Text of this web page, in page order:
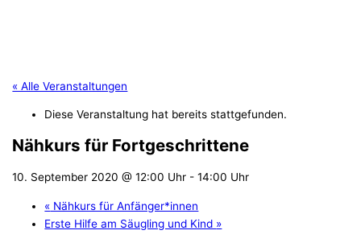
« Alle Veranstaltungen
Diese Veranstaltung hat bereits stattgefunden.
Nähkurs für Fortgeschrittene
10. September 2020 @ 12:00 Uhr -14:00 Uhr
« Nähkurs für Anfänger*innen
Erste Hilfe am Säugling und Kind »